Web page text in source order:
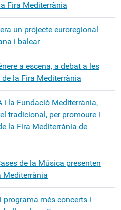
Fira Mediterrània
un projecte euroregional
i balear
a escena, a debat a les
la Fira Mediterrània
i la Fundació Mediterrània,
tradicional, per promoure i
la Fira Mediterrània de
de la Música presenten
Mediterrània
programa més concerts i